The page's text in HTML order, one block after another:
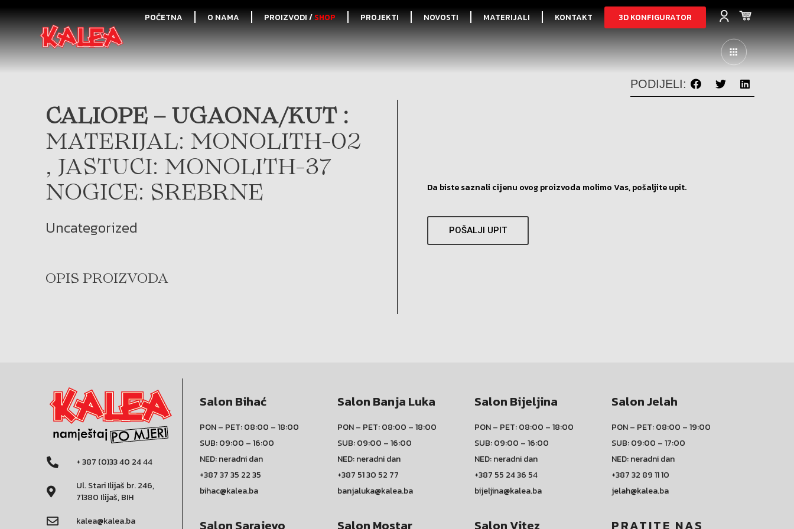
POČETNA O NAMA PROIZVODI /SHOP PROJEKTI NOVOSTI MATERIJALI KONTAKT 3D KONFIGURATOR
PODIJELI:
CALIOPE – UGAONA/KUT :
MATERIJAL: MONOLITH-02
, JASTUCI: MONOLITH-37
NOGICE: SREBRNE
Uncategorized
OPIS PROIZVODA
Da biste saznali cijenu ovog proizvoda molimo Vas, pošaljite upit.
POŠALJI UPIT
+ 387 (0)33 40 24 44
Ul. Stari Ilijaš br. 246,
71380 Ilijaš, BIH
kalea@kalea.ba
Salon Bihać
PON – PET: 08:00 – 18:00
SUB: 09:00 – 16:00
NED: neradni dan
+387 37 35 22 35
bihac@kalea.ba
Salon Banja Luka
PON – PET: 08:00 – 18:00
SUB: 09:00 – 16:00
NED: neradni dan
+387 51 30 52 77
banjaluka@kalea.ba
Salon Bijeljina
PON – PET: 08:00 – 18:00
SUB: 09:00 – 16:00
NED: neradni dan
+387 55 24 36 54
bijeljina@kalea.ba
Salon Jelah
PON – PET: 08:00 – 19:00
SUB: 09:00 – 17:00
NED: neradni dan
+387 32 89 11 10
jelah@kalea.ba
Salon Sarajevo Salon Mostar Salon Vitez PRATITE NAS